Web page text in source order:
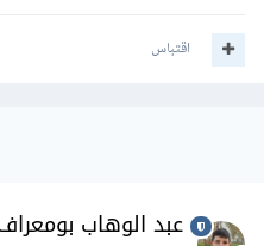
اقتباس
عبد الوهاب بومعراف